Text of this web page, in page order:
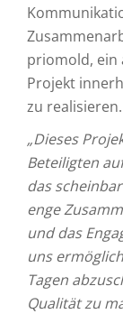
priomold, ein
Projekt
zu realisieren.
„Dieses
Beteiligten
das
enge
und das
uns
Tagen
Qualität zu